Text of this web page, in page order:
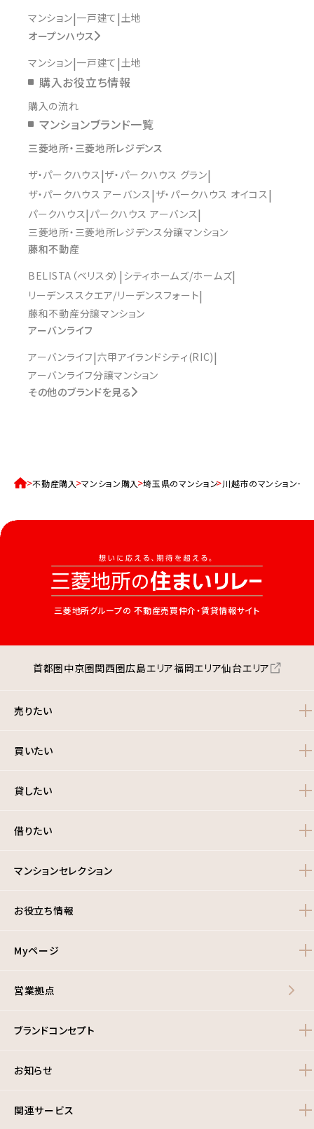
マンション 一戸建て 土地
オープンハウス
マンション 一戸建て 土地
購入お役立ち情報
購入の流れ
マンションブランド一覧
三菱地所・三菱地所レジデンス
ザ・パークハウス ザ・パークハウス グラン
ザ・パークハウス アーバンス ザ・パークハウス オイコス
パークハウス パークハウス アーバンス
三菱地所・三菱地所レジデンス分譲マンション
藤和不動産
BELISTA（ベリスタ） シティホームズ/ホームズ
リーデンススクエア/リーデンスフォート
藤和不動産分譲マンション
アーバンライフ
アーバンライフ 六甲アイランドシティ(RIC)
アーバンライフ分譲マンション
その他のブランドを見る
不動産購入 マンション購入 埼玉県のマンション 川越市のマンション一
三菱地所グループの 不動産売買仲介・賃貸情報サイト
首都圏中京圏関西圏広島エリア福岡エリア仙台エリア
売りたい
買いたい
貸したい
借りたい
マンションセレクション
お役立ち情報
Myページ
営業拠点
ブランドコンセプト
お知らせ
関連サービス